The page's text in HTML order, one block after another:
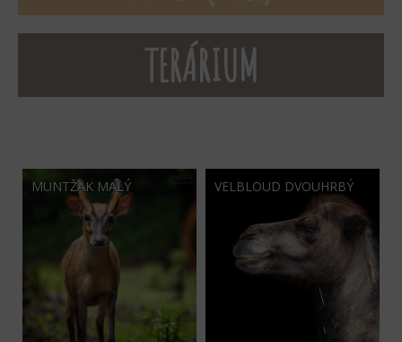
TERÁRIUM
MUNTŽAK MALÝ VELBLOUD DVOUHRBÝ